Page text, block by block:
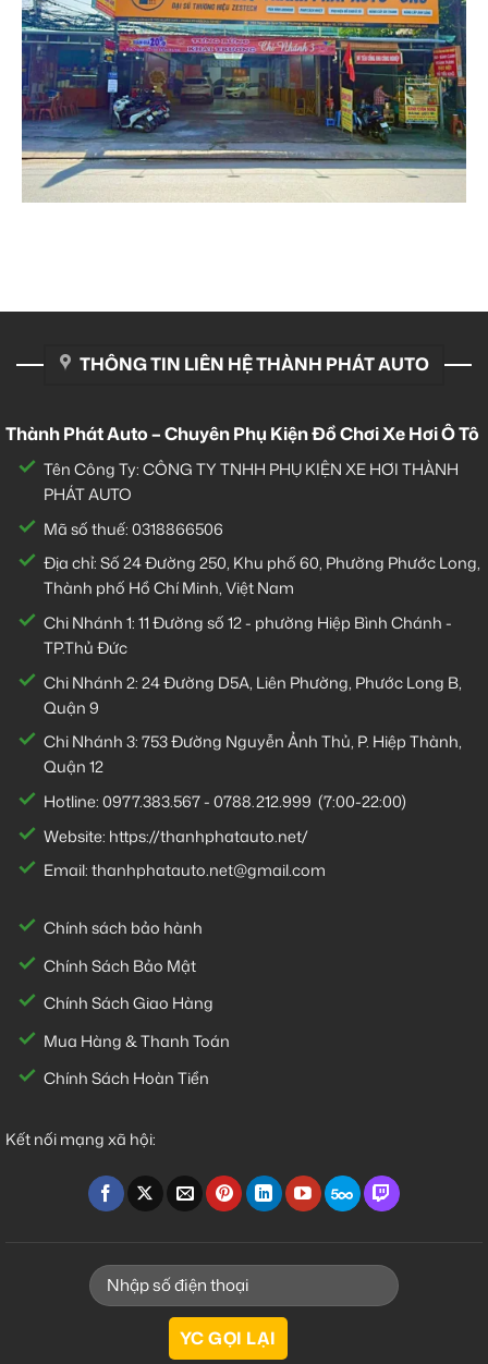
THÔNG TIN LIÊN HỆ THÀNH PHÁT AUTO
Thành Phát Auto – Chuyên Phụ Kiện Đồ Chơi Xe Hơi Ô Tô
Tên Công Ty: CÔNG TY TNHH PHỤ KIỆN XE HƠI THÀNH
PHÁT AUTO
Mã số thuế: 0318866506
Địa chỉ: Số 24 Đường 250, Khu phố 60, Phường Phước Long,
Thành phố Hồ Chí Minh, Việt Nam
Chi Nhánh 1:11 Đường số 12 - phường Hiệp Bình Chánh -
TP.Thủ Đức
Chi Nhánh 2:24 Đường D5A, Liên Phường, Phước Long B,
Quận 9
Chi Nhánh 3:753 Đường Nguyễn Ảnh Thủ, P. Hiệp Thành,
Quận 12
Hotline:0977.383.567-0788.212.999 (7:00-22:00)
Website: https://thanhphatauto.net/
Email:thanhphatauto.net@gmail.com
Chính sách bảo hành
Chính Sách Bảo Mật
Chính Sách Giao Hàng
Mua Hàng & Thanh Toán
Chính Sách Hoàn Tiền
Kết nối mạng xã hội: